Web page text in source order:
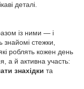
деталі.
із ними — і
знайомі стежки,
роблять кожен день
а й активна участь:
знахідки та